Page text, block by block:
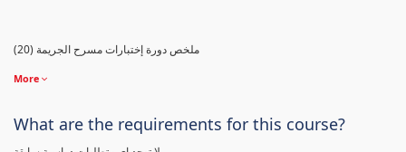
(20) ملخص دورة إختبارات مسرح الجريمة
More
What are the requirements for this course?